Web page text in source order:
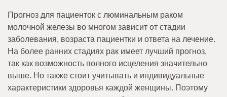
Прогноз для пациенток с люминальным раком
молочной железы во многом зависит от стадии
заболевания, возраста пациентки и ответа на лечение.
На более ранних стадиях рак имеет лучший прогноз,
так как возможность полного исцеления значительно
выше. Но также стоит учитывать и индивидуальные
характеристики здоровья каждой женщины. Поэтому